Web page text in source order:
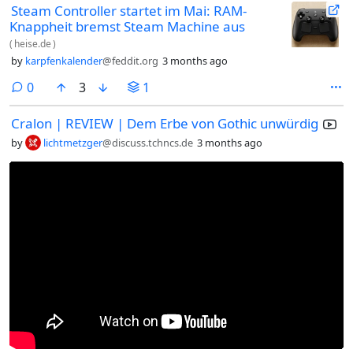
Steam Controller startet im Mai: RAM-
Knappheit bremst Steam Machine aus
( heise.de)
by karpfenkalender@feddit.org 3 months ago
0comments
3 1
Cralon | REVIEW | Dem Erbe von Gothic unwürdig
by lichtmetzger@discuss.tchncs.de 3 months ago